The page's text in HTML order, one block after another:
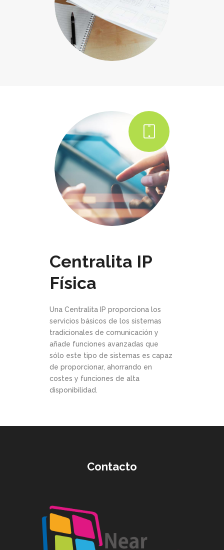
Centralita IP
Física
Una Centralita IP proporciona los
servicios básicos de los sistemas
tradicionales de comunicación y
añade funciones avanzadas que
sólo este tipo de sistemas es capaz
de proporcionar, ahorrando en
costes y funciones de alta
disponibilidad.
Contacto